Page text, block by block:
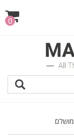
0